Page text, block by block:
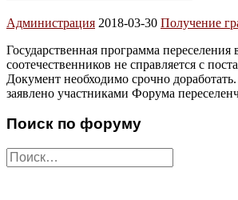
Администрация 2018-03-30 Получение
Государственная программа переселения
соотечественников не справляется с
Документ необходимо срочно
заявлено участниками Форума
Поиск по форуму